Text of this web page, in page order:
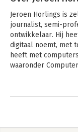
Jeroen Horlings is
journalist, semi-
ontwikkelaar. Hij
digitaal noemt, met
heeft met
waaronder
Hij schrijft voor een
praktische artikelen
Andere